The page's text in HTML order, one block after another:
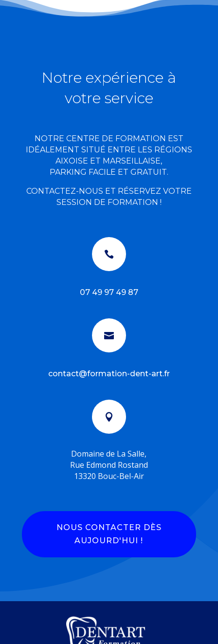
Notre expérience à
votre service
NOTRE CENTRE DE FORMATION EST
IDÉALEMENT SITUÉ ENTRE LES RÉGIONS
AIXOISE ET MARSEILLAISE,
PARKING FACILE ET GRATUIT.
CONTACTEZ-NOUS ET RÉSERVEZ VOTRE
SESSION DE FORMATION !

07 49 97 49 87

contact@formation-dent-art.fr

Domaine de La Salle,
Rue Edmond Rostand
13320 Bouc-Bel-Air
NOUS CONTACTER DÈS
AUJOURD'HUI !